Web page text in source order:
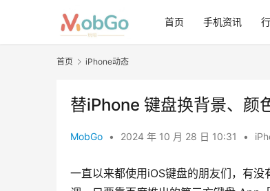
首页 手机资讯
首页 iPhone动态
替iPhone 键盘换背景、颜
MobGo • 2024 年 10 月 28 日 10:31 •
一直以来都使用iOS键盘的朋友们，有